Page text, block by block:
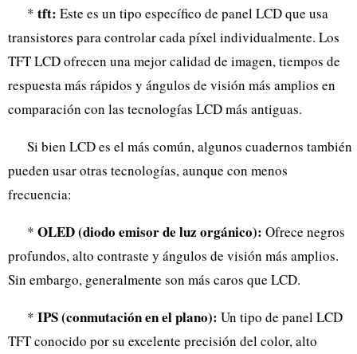
* tft: Este es un tipo específico de panel LCD que usa
transistores para controlar cada píxel individualmente. Los
TFT LCD ofrecen una mejor calidad de imagen, tiempos de
respuesta más rápidos y ángulos de visión más amplios en
comparación con las tecnologías LCD más antiguas.
Si bien LCD es el más común, algunos cuadernos también
pueden usar otras tecnologías, aunque con menos
frecuencia:
* OLED (diodo emisor de luz orgánico): Ofrece negros
profundos, alto contraste y ángulos de visión más amplios.
Sin embargo, generalmente son más caros que LCD.
* IPS (conmutación en el plano): Un tipo de panel LCD
TFT conocido por su excelente precisión del color, alto